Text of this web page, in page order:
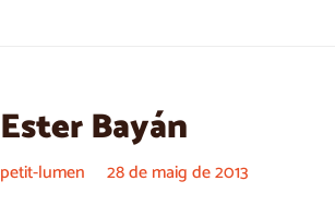
Ester Bayán
petit-lumen 28 de maig de 2013